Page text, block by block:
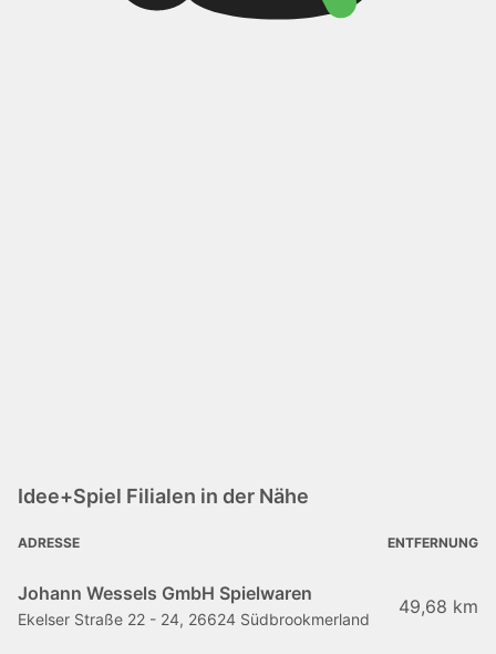
Idee+Spiel Filialen in der Nähe
ADRESSE ENTFERNUNG
Johann Wessels GmbH Spielwaren
Ekelser Straße 22 - 24, 26624 Südbrookmerland
49,68 km